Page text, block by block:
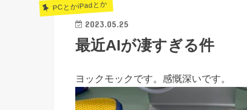
PCとかiPadとか
2023.05.25
最近AIが凄すぎる件
ヨックモックです。感慨深いです。